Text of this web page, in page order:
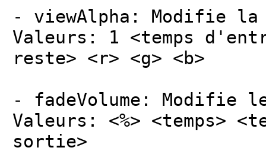
- viewAlpha: Modifie
Valeurs: 1 <temps
reste> <r> <g> <b>
- fadeVolume: Modifie
Valeurs: <%> <temps>
sortie>